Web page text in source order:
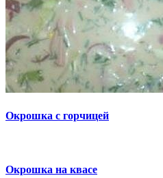
Окрошка с горчицей
Окрошка на квасе